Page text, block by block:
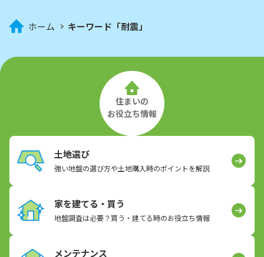
ホーム キーワード「耐震」
住まいの
お役立ち情報
土地選び
強い地盤の選び方や土地購入時のポイントを解説
家を建てる・買う
地盤調査は必要？買う・建てる時のお役立ち情報
メンテナンス